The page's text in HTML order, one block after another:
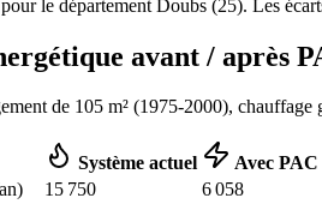
pour le département Doubs (25). Les
avant / après
de 105 m² (1975-2000), chauffage
Système actuel Avec PAC
15 750 6 058